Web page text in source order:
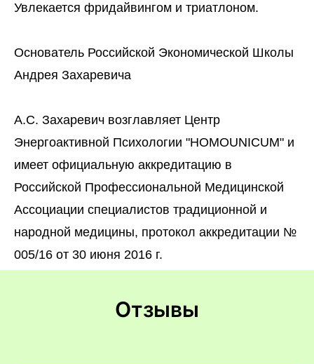
Увлекается фридайвингом и триатлоном.
Основатель Российской Экономической Школы
Андрея Захаревича
А.С. Захаревич возглавляет Центр
Энергоактивной Психологии "HOMOUNICUM" и
имеет официальную аккредитацию в
Российской Профессиональной Медицинской
Ассоциации специалистов традиционной и
народной медицины, протокол аккредитации №
005/16 от 30 июня 2016 г.
Отзывы